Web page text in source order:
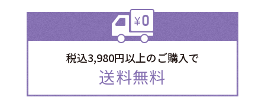
税込3,980円以上のご購入で
送料無料